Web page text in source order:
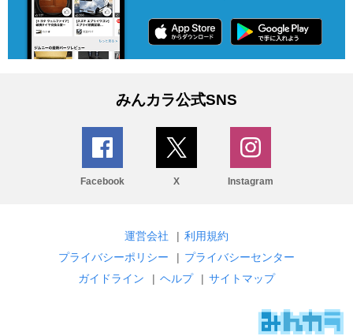
みんカラ公式SNS
Facebook X Instagram
運営会社 | 利用規約
プライバシーポリシー
| プライバシーセンター
ガイドライン
| ヘルプ | サイトマップ